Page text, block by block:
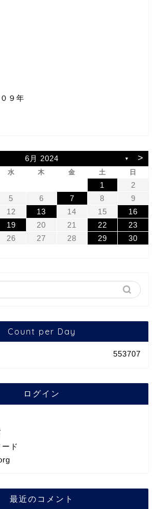
９年
6月 2024 ▼ >
水 木 金 土 日
1
2
5 6 7 8
9
12 13 14 15
16
19 20 21 22
23
26 27 28 29 30
Count per Day
553707
ログイン
ド
最近のコメント